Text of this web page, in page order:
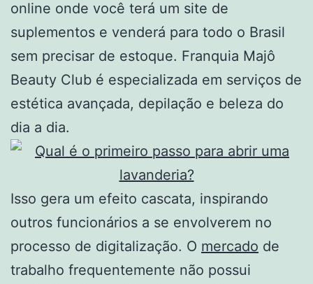
online onde você terá um site de
suplementos e venderá para todo o Brasil
sem precisar de estoque. Franquia Majô
Beauty Club é especializada em serviços de
estética avançada, depilação e beleza do
dia a dia.
Isso gera um efeito cascata, inspirando
outros funcionários a se envolverem no
processo de digitalização. O mercado de
trabalho frequentemente não possui